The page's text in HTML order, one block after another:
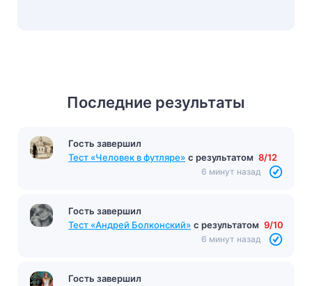
Последние результаты
Гость завершил
Тест на тему Как правильно пишется «с» или
Гость завершил
с результатом 8/12